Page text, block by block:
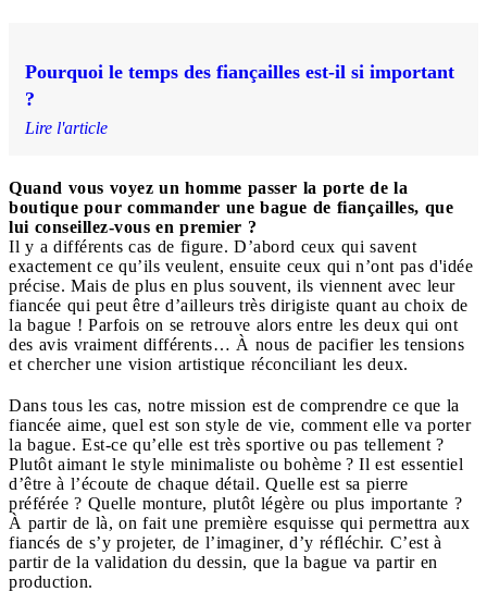
Pourquoi le temps des fiançailles est-il si important
?
Lire l'article
Quand vous voyez un homme passer la porte de la
boutique pour commander une bague de fiançailles, que
lui conseillez-vous en premier ?
Il y a différents cas de figure. D’abord ceux qui savent
exactement ce qu’ils veulent, ensuite ceux qui n’ont pas d'idée
précise. Mais de plus en plus souvent, ils viennent avec leur
fiancée qui peut être d’ailleurs très dirigiste quant au choix de
la bague ! Parfois on se retrouve alors entre les deux qui ont
des avis vraiment différents… À nous de pacifier les tensions
et chercher une vision artistique réconciliant les deux.
Dans tous les cas, notre mission est de comprendre ce que la
fiancée aime, quel est son style de vie, comment elle va porter
la bague. Est-ce qu’elle est très sportive ou pas tellement ?
Plutôt aimant le style minimaliste ou bohème ? Il est essentiel
d’être à l’écoute de chaque détail. Quelle est sa pierre
préférée ? Quelle monture, plutôt légère ou plus importante ?
À partir de là, on fait une première esquisse qui permettra aux
fiancés de s’y projeter, de l’imaginer, d’y réfléchir. C’est à
partir de la validation du dessin, que la bague va partir en
production.